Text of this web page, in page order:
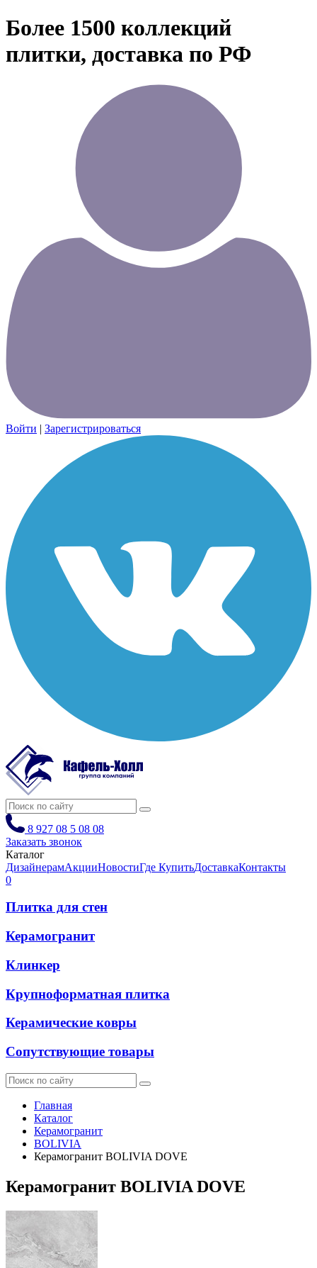
Более 1500 коллекций
плитки, доставка по РФ
Войти | Зарегистрироваться
8 927 08 5 08 08
Заказать звонок
Каталог
ДизайнерамАкцииНовостиГде КупитьДоставкаКонтакты
0
Плитка для стен
Керамогранит
Клинкер
Крупноформатная плитка
Керамические ковры
Сопутствующие товары
Главная
Каталог
Керамогранит
BOLIVIA
Керамогранит BOLIVIA DOVE
Керамогранит BOLIVIA DOVE